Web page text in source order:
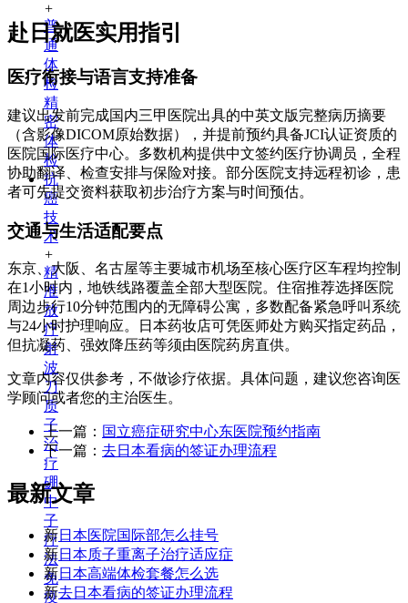
+
普
通
体
检
精
密
体
检
抗
癌
技
术
+
精
准
放
疗
射
波
刀
质
子
治
疗
硼
中
子
疗
法
免
疫
赴日就医实用指引
医疗衔接与语言支持准备
建议出发前完成国内三甲医院出具的中英文版完整病历摘要
（含影像DICOM原始数据），并提前预约具备JCI认证资质的
医院国际医疗中心。多数机构提供中文签约医疗协调员，全程
协助翻译、检查安排与保险对接。部分医院支持远程初诊，患
者可先提交资料获取初步治疗方案与时间预估。
交通与生活适配要点
东京、大阪、名古屋等主要城市机场至核心医疗区车程均控制
在1小时内，地铁线路覆盖全部大型医院。住宿推荐选择医院
周边步行10分钟范围内的无障碍公寓，多数配备紧急呼叫系统
与24小时护理响应。日本药妆店可凭医师处方购买指定药品，
但抗凝药、强效降压药等须由医院药房直供。
文章内容仅供参考，不做诊疗依据。具体问题，建议您咨询医
学顾问或者您的主治医生。
上一篇： 国立癌症研究中心东医院预约指南
下一篇： 去日本看病的签证办理流程
最新文章
新日本医院国际部怎么挂号
新日本质子重离子治疗适应症
新日本高端体检套餐怎么选
新去日本看病的签证办理流程